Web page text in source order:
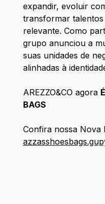
expandir, evoluir
transformar talentos
relevante. Como
grupo anunciou a
suas unidades de
alinhadas à
AREZZO&CO agora
BAGS
Confira nossa Nova